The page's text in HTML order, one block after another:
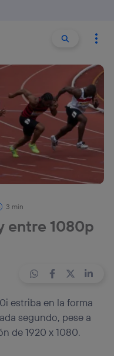
Buscar
3 min
entre 1080p
estriba en la forma
segundo, pese a
de 1920 x 1080.